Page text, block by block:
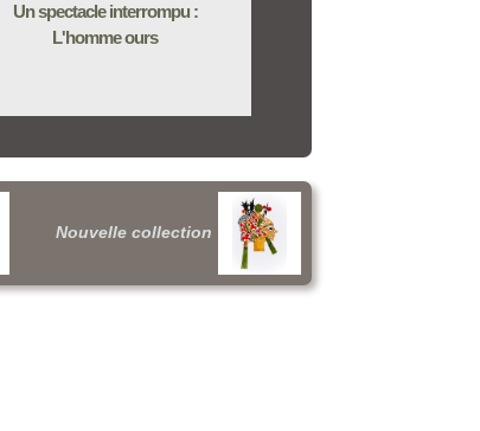
Un spectacle interrompu :
L'homme ours
Nouvelle collection